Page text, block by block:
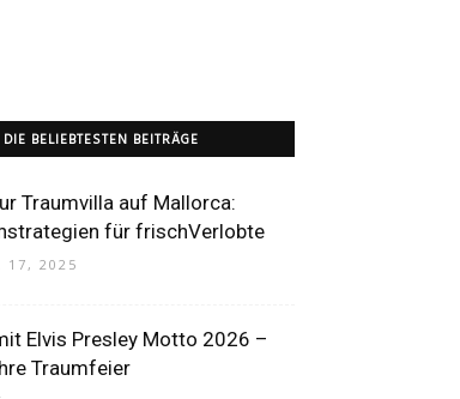
DIE BELIEBTESTEN BEITRÄGE
Traumvilla auf Mallorca:
für frischVerlobte
17, 2025
Elvis Presley Motto 2026 –
Traumfeier